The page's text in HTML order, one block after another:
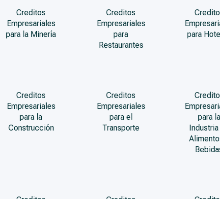
Creditos
Empresariales
para la Minería
Creditos
Empresariales
para
Restaurantes
para
Creditos
Empresariales
para la
Construcción
Creditos
Empresariales
para el
Transporte
para la